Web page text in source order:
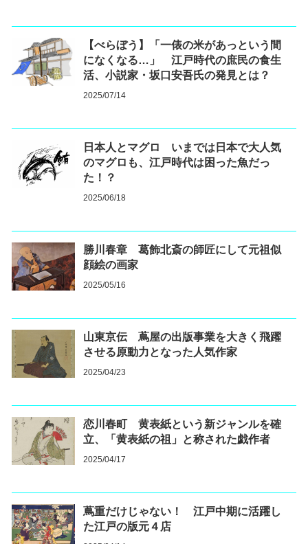
【べらぼう】「一俵の米があっという間
になくなる…」 江戸時代の庶民の食生
活、小説家・坂口安吾氏の発見とは？
2025/07/14
日本人とマグロ いまでは日本で大人気
のマグロも、江戸時代は困った魚だっ
た！？
2025/06/18
勝川春章 葛飾北斎の師匠にして元祖似
顔絵の画家
2025/05/16
山東京伝 蔦屋の出版事業を大きく飛躍
させる原動力となった人気作家
2025/04/23
恋川春町 黄表紙という新ジャンルを確
立、「黄表紙の祖」と称された戯作者
2025/04/17
蔦重だけじゃない！ 江戸中期に活躍し
た江戸の版元４店